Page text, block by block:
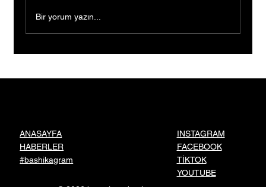
Bir yorum yazın...
ANASAYFA
HABERLER
#bashikagram
INSTAGRAM
FACEBOOK
TİKTOK
YOUTUBE